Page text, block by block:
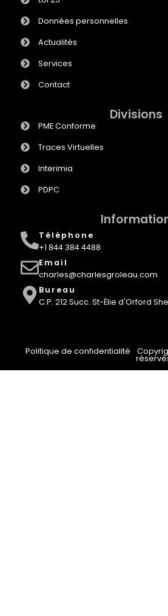
Données personnelles
Actualités
Services
Contact
Divisions
PME Conforme
Traces Virtuelles
Interimia
PDPC
Téléphone
+1 844 384 4488
Email
charles@charlesgroleau.com
Bureau
C.P. 212 Succ. St-Élie d'Orford
Politique de confidentialité